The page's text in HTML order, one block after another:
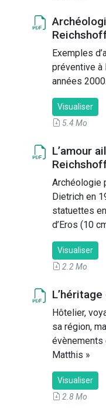
Exemples
préventive à
années 2000.
Visualiser
5.4 Mo
L’amour
Archéologie
Dietrich en
statuettes
d’Eros (10
Visualiser
2.2 Mo
Hôtelier,
sa région,
évènements
Matthis »
Visualiser
2.8 Mo